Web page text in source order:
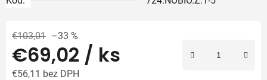
€103,01 –33 %
€69,02 / ks
€56,11 bez DPH